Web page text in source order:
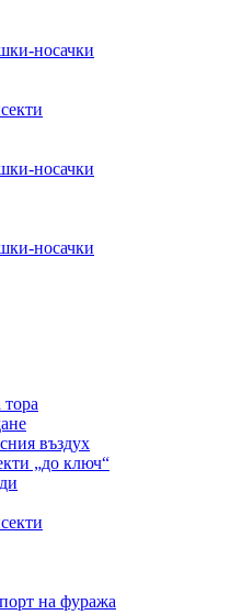
носачки
носачки
носачки
въздух
„до ключ“
на фуража